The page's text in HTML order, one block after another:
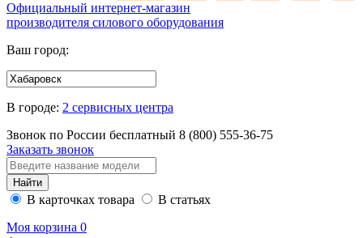
Официальный интернет-магазин
производителя силового оборудования
Ваш город:
В городе: 2 сервисных центра
Звонок по России бесплатный 8 (800) 555-36-75
Заказать звонок
В карточках товара
В статьях
Моя корзина 0